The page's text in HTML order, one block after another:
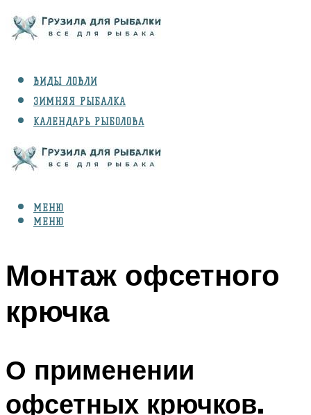
ВИДЫ ЛОВЛИ
ЗИМНЯЯ РЫБАЛКА
КАЛЕНДАРЬ РЫБОЛОВА
СНАРЯЖЕНИЕ
МЕНЮ
МЕНЮ
Монтаж офсетного
крючка
О применении
офсетных крючков.